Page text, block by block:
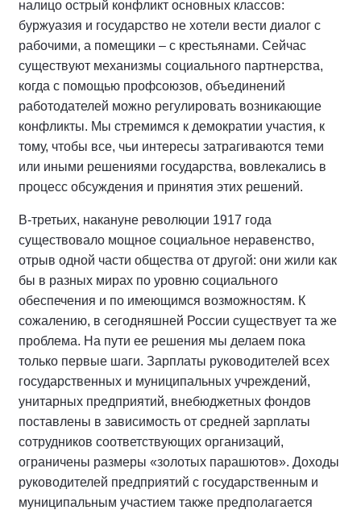
налицо острый конфликт основных классов:
буржуазия и государство не хотели вести диалог с
рабочими, а помещики – с крестьянами. Сейчас
существуют механизмы социального партнерства,
когда с помощью профсоюзов, объединений
работодателей можно регулировать возникающие
конфликты. Мы стремимся к демократии участия, к
тому, чтобы все, чьи интересы затрагиваются теми
или иными решениями государства, вовлекались в
процесс обсуждения и принятия этих решений.
В-третьих, накануне революции 1917 года
существовало мощное социальное неравенство,
отрыв одной части общества от другой: они жили как
бы в разных мирах по уровню социального
обеспечения и по имеющимся возможностям. К
сожалению, в сегодняшней России существует та же
проблема. На пути ее решения мы делаем пока
только первые шаги. Зарплаты руководителей всех
государственных и муниципальных учреждений,
унитарных предприятий, внебюджетных фондов
поставлены в зависимость от средней зарплаты
сотрудников соответствующих организаций,
ограничены размеры «золотых парашютов». Доходы
руководителей предприятий с государственным и
муниципальным участием также предполагается